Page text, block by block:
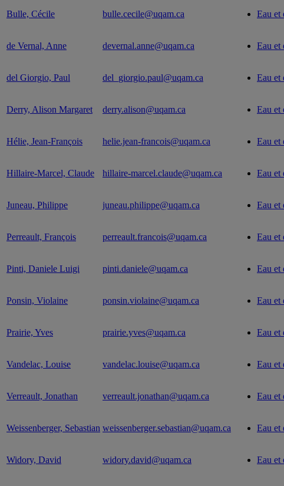
Bulle, Cécile bulle.cecile@uqam.ca Eau et
de Vernal, Anne devernal.anne@uqam.ca Eau et
del Giorgio, Paul del_giorgio.paul@uqam.ca Eau et
Derry, Alison Margaret derry.alison@uqam.ca Eau et
Hélie, Jean-François helie.jean-francois@uqam.ca Eau et
Hillaire-Marcel, Claude hillaire-marcel.claude@uqam.ca Eau et
Juneau, Philippe juneau.philippe@uqam.ca Eau et
Perreault, François perreault.francois@uqam.ca Eau et
Pinti, Daniele Luigi pinti.daniele@uqam.ca Eau et
Ponsin, Violaine ponsin.violaine@uqam.ca Eau et
Prairie, Yves prairie.yves@uqam.ca Eau et
Vandelac, Louise vandelac.louise@uqam.ca Eau et
Verreault, Jonathan verreault.jonathan@uqam.ca Eau et
Weissenberger, Sebastian weissenberger.sebastian@uqam.ca Eau et
Widory, David widory.david@uqam.ca Eau et